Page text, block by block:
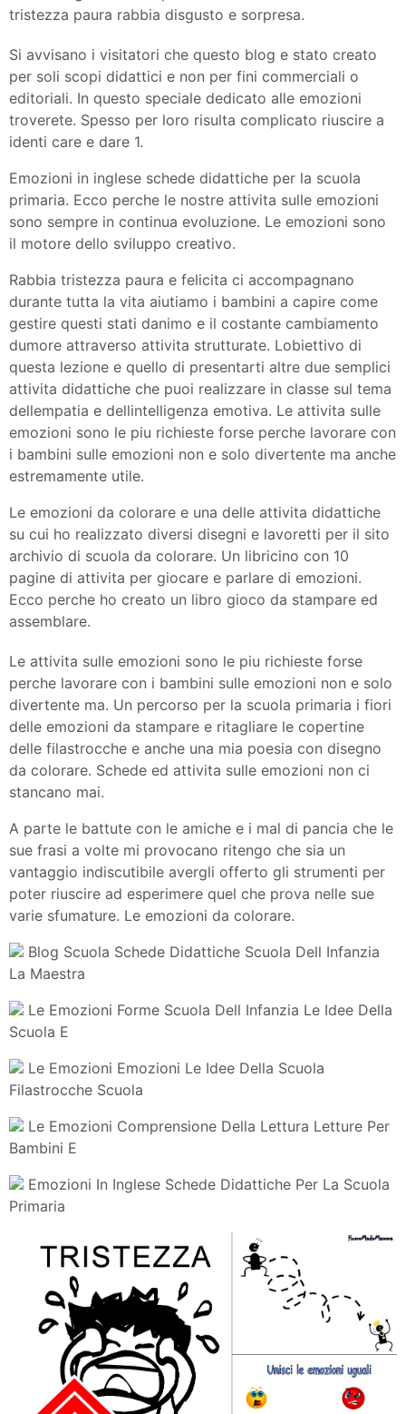
tristezza paura rabbia disgusto e sorpresa.
Si avvisano i visitatori che questo blog e stato creato
per soli scopi didattici e non per fini commerciali o
editoriali. In questo speciale dedicato alle emozioni
troverete. Spesso per loro risulta complicato riuscire a
identi care e dare 1.
Emozioni in inglese schede didattiche per la scuola
primaria. Ecco perche le nostre attivita sulle emozioni
sono sempre in continua evoluzione. Le emozioni sono
il motore dello sviluppo creativo.
Rabbia tristezza paura e felicita ci accompagnano
durante tutta la vita aiutiamo i bambini a capire come
gestire questi stati danimo e il costante cambiamento
dumore attraverso attivita strutturate. Lobiettivo di
questa lezione e quello di presentarti altre due semplici
attivita didattiche che puoi realizzare in classe sul tema
dellempatia e dellintelligenza emotiva. Le attivita sulle
emozioni sono le piu richieste forse perche lavorare con
i bambini sulle emozioni non e solo divertente ma anche
estremamente utile.
Le emozioni da colorare e una delle attivita didattiche
su cui ho realizzato diversi disegni e lavoretti per il sito
archivio di scuola da colorare. Un libricino con 10
pagine di attivita per giocare e parlare di emozioni.
Ecco perche ho creato un libro gioco da stampare ed
assemblare.
Le attivita sulle emozioni sono le piu richieste forse
perche lavorare con i bambini sulle emozioni non e solo
divertente ma. Un percorso per la scuola primaria i fiori
delle emozioni da stampare e ritagliare le copertine
delle filastrocche e anche una mia poesia con disegno
da colorare. Schede ed attivita sulle emozioni non ci
stancano mai.
A parte le battute con le amiche e i mal di pancia che le
sue frasi a volte mi provocano ritengo che sia un
vantaggio indiscutibile avergli offerto gli strumenti per
poter riuscire ad esperimere quel che prova nelle sue
varie sfumature. Le emozioni da colorare.
Blog Scuola Schede Didattiche Scuola Dell Infanzia
La Maestra
Le Emozioni Forme Scuola Dell Infanzia Le Idee Della
Scuola E
Le Emozioni Emozioni Le Idee Della Scuola
Filastrocche Scuola
Le Emozioni Comprensione Della Lettura Letture Per
Bambini E
Emozioni In Inglese Schede Didattiche Per La Scuola
Primaria